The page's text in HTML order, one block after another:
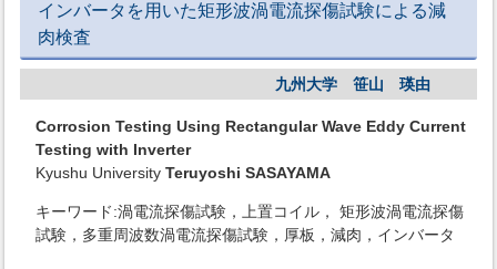
インバータを用いた矩形波渦電流探傷試験による減
肉検査
九州大学 笹山 瑛由
Corrosion Testing Using Rectangular Wave Eddy Current
Testing with Inverter
Kyushu University Teruyoshi SASAYAMA
キーワード:渦電流探傷試験，上置コイル， 矩形波渦電流探傷
試験，多重周波数渦電流探傷試験，厚板，減肉，インバータ